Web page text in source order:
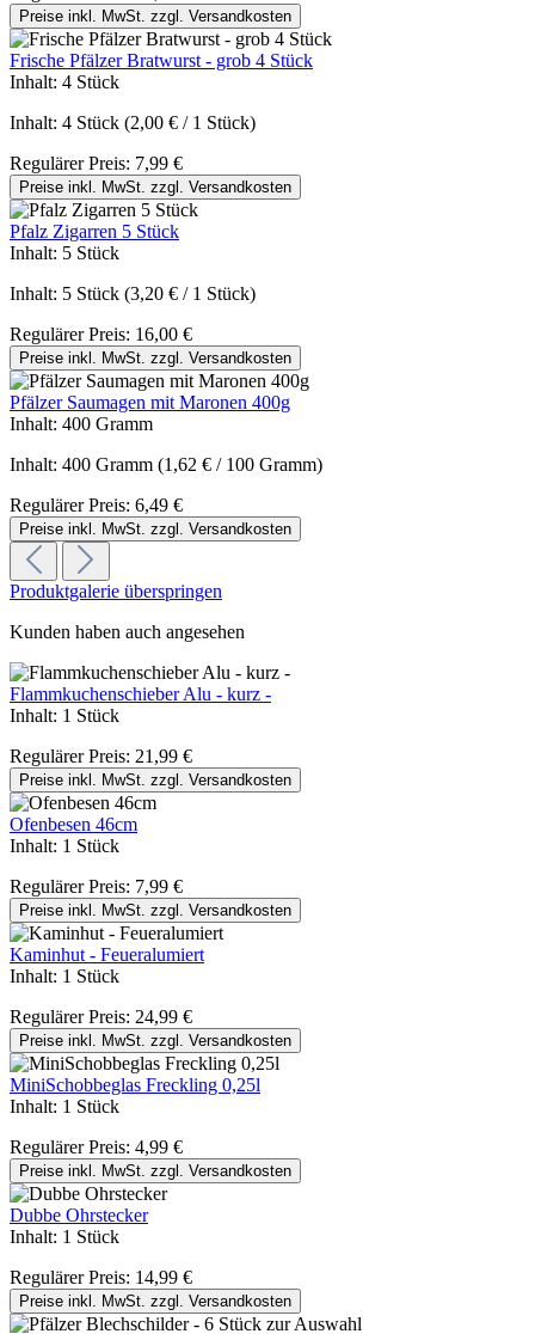
Preise inkl. MwSt. zzgl. Versandkosten
Frische Pfälzer Bratwurst - grob 4 Stück
Inhalt: 4 Stück
Inhalt: 4 Stück (2,00 € / 1 Stück)
Regulärer Preis: 7,99 €
Preise inkl. MwSt. zzgl. Versandkosten
Pfalz Zigarren 5 Stück
Inhalt: 5 Stück
Inhalt: 5 Stück (3,20 € / 1 Stück)
Regulärer Preis: 16,00 €
Preise inkl. MwSt. zzgl. Versandkosten
Pfälzer Saumagen mit Maronen 400g
Inhalt: 400 Gramm
Inhalt: 400 Gramm (1,62 € / 100 Gramm)
Regulärer Preis: 6,49 €
Preise inkl. MwSt. zzgl. Versandkosten
Produktgalerie überspringen
Kunden haben auch angesehen
Flammkuchenschieber Alu - kurz -
Inhalt: 1 Stück
Regulärer Preis: 21,99 €
Preise inkl. MwSt. zzgl. Versandkosten
Ofenbesen 46cm
Inhalt: 1 Stück
Regulärer Preis: 7,99 €
Preise inkl. MwSt. zzgl. Versandkosten
Kaminhut - Feueralumiert
Inhalt: 1 Stück
Regulärer Preis: 24,99 €
Preise inkl. MwSt. zzgl. Versandkosten
MiniSchobbeglas Freckling 0,25l
Inhalt: 1 Stück
Regulärer Preis: 4,99 €
Preise inkl. MwSt. zzgl. Versandkosten
Dubbe Ohrstecker
Inhalt: 1 Stück
Regulärer Preis: 14,99 €
Preise inkl. MwSt. zzgl. Versandkosten